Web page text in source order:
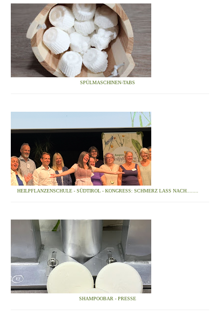
SPÜLMASCHINEN-TABS
HEILPFLANZENSCHULE - SÜDTIROL - KONGRESS: SCHMERZ LASS NACH........
SHAMPOOBAR - PRESSE